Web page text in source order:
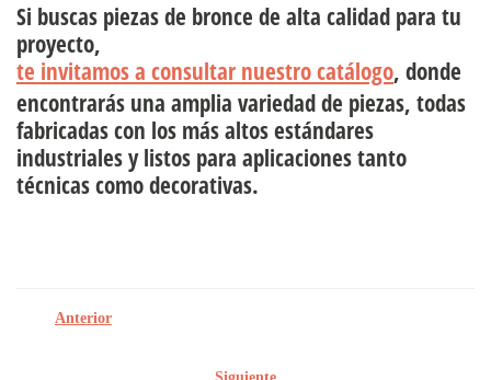
Si buscas piezas de bronce de alta calidad para tu
proyecto,
te invitamos a consultar nuestro catálogo, donde
encontrarás una amplia variedad de piezas, todas
fabricadas con los más altos estándares
industriales y listos para aplicaciones tanto
técnicas como decorativas.
Anterior